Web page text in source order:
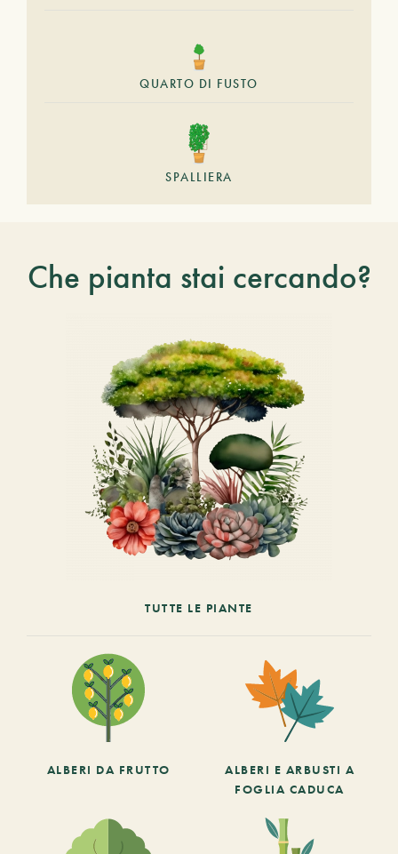
QUARTO DI FUSTO
SPALLIERA
Che pianta stai cercando?
TUTTE LE PIANTE
ALBERI DA FRUTTO
ALBERI E ARBUSTI A
FOGLIA CADUCA